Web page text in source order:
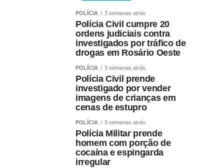
POLÍCIA 3 semanas atrás
Polícia Civil cumpre 20
ordens judiciais contra
investigados por tráfico de
drogas em Rosário Oeste
POLÍCIA 3 semanas atrás
Polícia Civil prende
investigado por vender
imagens de crianças em
cenas de estupro
POLÍCIA 3 semanas atrás
Polícia Militar prende
homem com porção de
cocaína e espingarda
irregular